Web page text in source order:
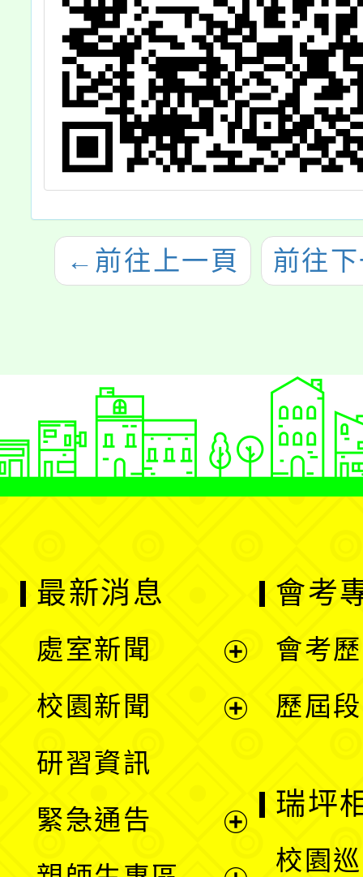
← 前往上一頁 前往
最新消息
處室新聞
單
校園新聞
選
研習資訊
緊急通告
會考
會考
歷屆
瑞坪
校園